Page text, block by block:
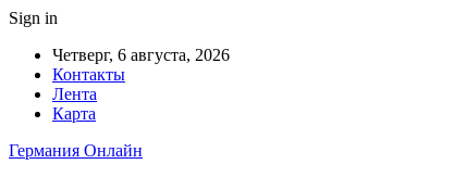
Sign in
Четверг, 6 августа, 2026
Контакты
Лента
Карта
Германия Онлайн